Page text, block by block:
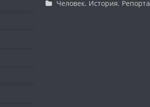
Человек. История.